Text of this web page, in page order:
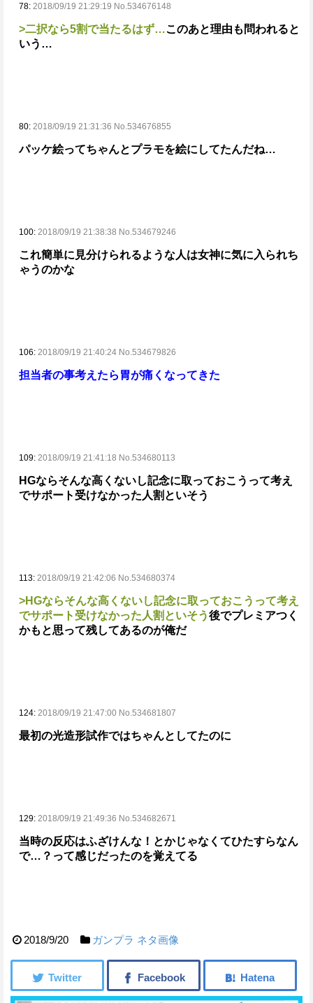
78: 2018/09/19 21:29:19 No.534676148
>二択なら5割で当たるはず…このあと理由も問われると
いう…
80: 2018/09/19 21:31:36 No.534676855
パッケ絵ってちゃんとプラモを絵にしてたんだね…
100: 2018/09/19 21:38:38 No.534679246
これ簡単に見分けられるような人は女神に気に入られち
ゃうのかな
106: 2018/09/19 21:40:24 No.534679826
担当者の事考えたら胃が痛くなってきた
109: 2018/09/19 21:41:18 No.534680113
HGならそんな高くないし記念に取っておこうって考え
でサポート受けなかった人割といそう
113: 2018/09/19 21:42:06 No.534680374
>HGならそんな高くないし記念に取っておこうって考え
でサポート受けなかった人割といそう後でプレミアつく
かもと思って残してあるのが俺だ
124: 2018/09/19 21:47:00 No.534681807
最初の光造形試作ではちゃんとしてたのに
129: 2018/09/19 21:49:36 No.534682671
当時の反応はふざけんな！とかじゃなくてひたすらなん
で…？って感じだったのを覚えてる
2018/9/20 ガンプラ ネタ画像